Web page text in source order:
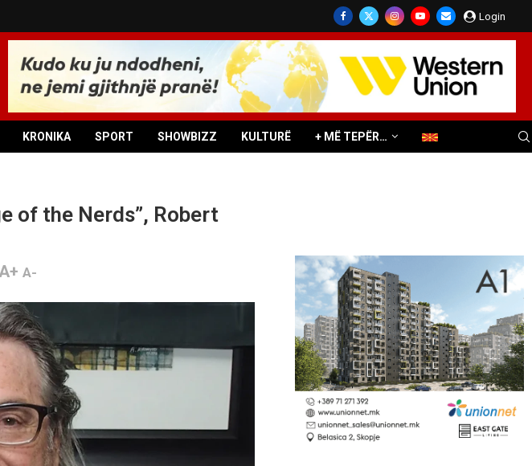
Login
KRONIKA SPORT SHOWBIZZ KULTURË + MË TEPËR…
of the Nerds”, Robert
A-